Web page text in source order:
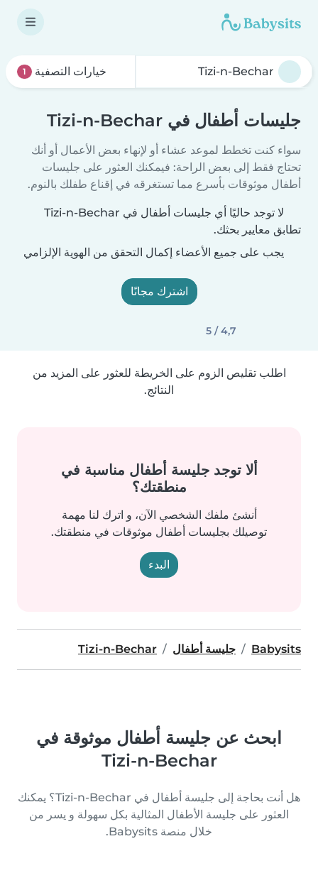
خيارات التصفية 1
جليسات أطفال في Tizi-n-Bechar
سواء كنت تخطط لموعد عشاء أو لإنهاء بعض الأعمال أو أنك
تحتاج فقط إلى بعض الراحة: فيمكنك العثور على جليسات
أطفال موثوقات بأسرع مما تستغرقه في إقناع طفلك بالنوم.
لا توجد حاليًا أي جليسات أطفال في Tizi-n-Bechar
تطابق معايير بحثك.
يجب على جميع الأعضاء إكمال التحقق من الهوية الإلزامي
اشترك مجانًا
4,7 / 5
اطلب تقليص الزوم على الخريطة للعثور على المزيد من
النتائج.
ألا توجد جليسة أطفال مناسبة في
منطقتك؟
أنشئ ملفك الشخصي الآن، و اترك لنا مهمة
توصيلك بجليسات أطفال موثوقات في منطقتك.
البدء
Babysits جليسة أطفال Tizi-n-Bechar
ابحث عن جليسة أطفال موثوقة في
Tizi-n-Bechar
هل أنت بحاجة إلى جليسة أطفال في Tizi-n-Bechar؟ يمكنك
العثور على جليسة الأطفال المثالية بكل سهولة و يسر من
خلال منصة Babysits.